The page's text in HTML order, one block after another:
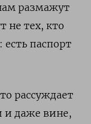
размажут
не тех, кто
есть паспорт
рассуждает
и даже вине,